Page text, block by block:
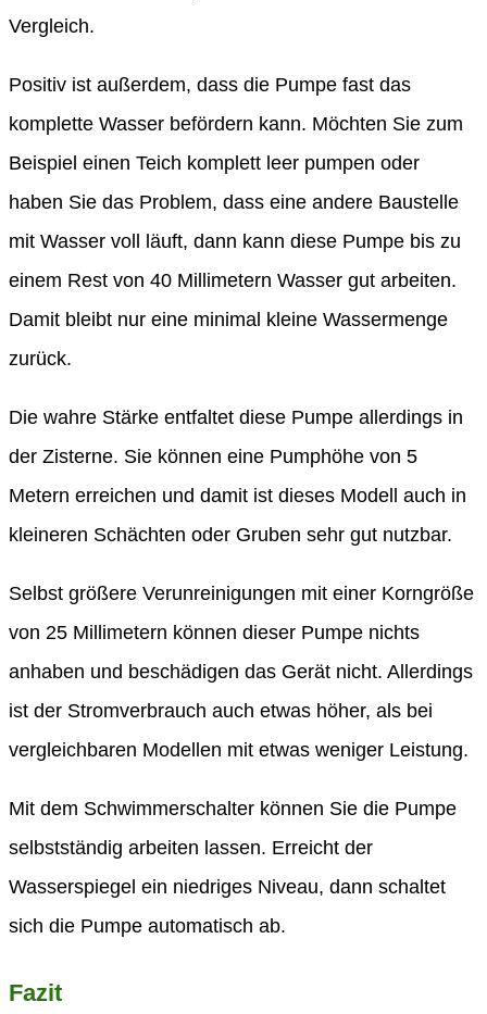
Vergleich.
Positiv ist außerdem, dass die Pumpe fast das
komplette Wasser befördern kann. Möchten Sie zum
Beispiel einen Teich komplett leer pumpen oder
haben Sie das Problem, dass eine andere Baustelle
mit Wasser voll läuft, dann kann diese Pumpe bis zu
einem Rest von 40 Millimetern Wasser gut arbeiten.
Damit bleibt nur eine minimal kleine Wassermenge
zurück.
Die wahre Stärke entfaltet diese Pumpe allerdings in
der Zisterne. Sie können eine Pumphöhe von 5
Metern erreichen und damit ist dieses Modell auch in
kleineren Schächten oder Gruben sehr gut nutzbar.
Selbst größere Verunreinigungen mit einer Korngröße
von 25 Millimetern können dieser Pumpe nichts
anhaben und beschädigen das Gerät nicht. Allerdings
ist der Stromverbrauch auch etwas höher, als bei
vergleichbaren Modellen mit etwas weniger Leistung.
Mit dem Schwimmerschalter können Sie die Pumpe
selbstständig arbeiten lassen. Erreicht der
Wasserspiegel ein niedriges Niveau, dann schaltet
sich die Pumpe automatisch ab.
Fazit